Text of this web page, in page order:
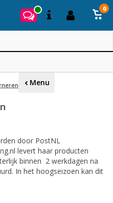
0
Menu
door PostNL
levert haar producten
binnen 2 werkdagen na
In het hoogseizoen kan dit